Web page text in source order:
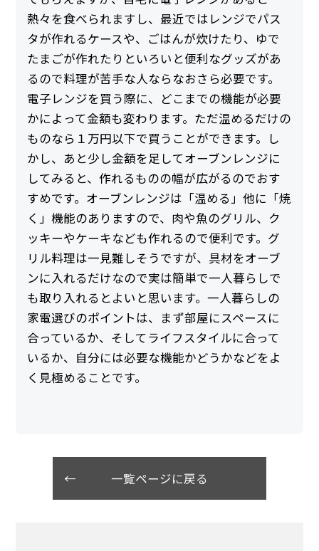
熱々を食べられますし、最近ではレンジでパス
タが作れるケースや、ごはんが炊けたり、ゆで
たまごが作れたりといろいと便利なグッズがあ
るので料理が苦手な人ならなおさら必要です。
電子レンジを買う際に、どこまでの機能が必要
かによって金額も変わります。ただ温めるだけの
ものなら１万円以下で買うことができます。し
かし、あと少し金額を足してオーブンレンジに
してみると、作れるものの幅が広がるのでおす
すめです。オーブンレンジは「温める」他に「焼
く」機能のありますので、肉や魚のグリル、ク
ッキーやケーキなども作れるので便利です。グ
リル料理は一見難しそうですが、具材をオーブ
ンに入れるだけなので実は簡単で一人暮らしで
も取り入れるとよいと思います。一人暮らしの
家電選びのポイントは、まず部屋にスペースに
合っているか、そしてライフスタイルに合って
いるか、自分には必要な機能かどうかなどをよ
く見極めることです。
一覧ページに戻る